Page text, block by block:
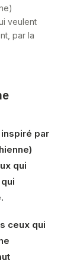
veulent
par la
par
qui
ceux qui